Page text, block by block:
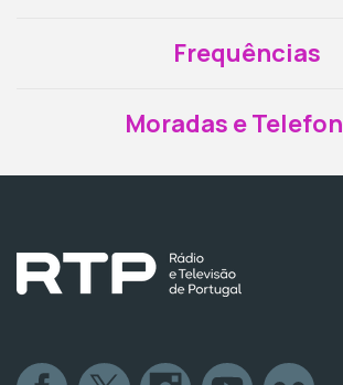
Frequências
Moradas e